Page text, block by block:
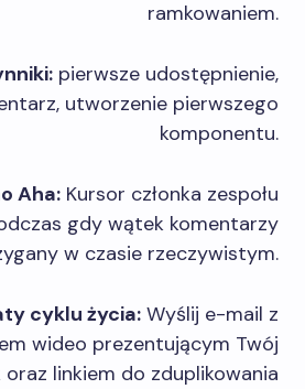
ramkowaniem.
pierwsze udostępnienie,
utworzenie pierwszego
komponentu.
Aha: Kursor członka zespołu
gdy wątek komentarzy
w czasie rzeczywistym.
cyklu życia: Wyślij e-mail z
wideo prezentującym Twój
linkiem do zduplikowania